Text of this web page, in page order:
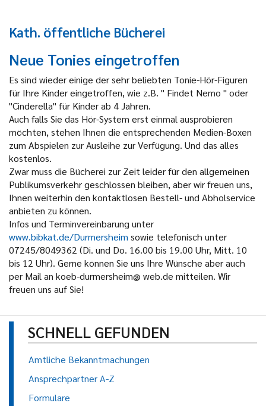
Kath. öffentliche Bücherei
Neue Tonies eingetroffen
Es sind wieder einige der sehr beliebten Tonie-Hör-Figuren
für Ihre Kinder eingetroffen, wie z.B. " Findet Nemo " oder
"Cinderella" für Kinder ab 4 Jahren.
Auch falls Sie das Hör-System erst einmal ausprobieren
möchten, stehen Ihnen die entsprechenden Medien-Boxen
zum Abspielen zur Ausleihe zur Verfügung. Und das alles
kostenlos.
Zwar muss die Bücherei zur Zeit leider für den allgemeinen
Publikumsverkehr geschlossen bleiben, aber wir freuen uns,
Ihnen weiterhin den kontaktlosen Bestell- und Abholservice
anbieten zu können.
Infos und Terminvereinbarung unter
www.bibkat.de/Durmersheim sowie telefonisch unter
07245/8049362 (Di. und Do. 16.00 bis 19.00 Uhr, Mitt. 10
bis 12 Uhr). Gerne können Sie uns Ihre Wünsche aber auch
per Mail an koeb-durmersheim@ web.de mitteilen. Wir
freuen uns auf Sie!
SCHNELL GEFUNDEN
Amtliche Bekanntmachungen
Ansprechpartner A-Z
Formulare